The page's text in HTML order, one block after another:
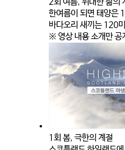
한여름이 되면 태양은
바다오리 새끼는 120
※ 영상 내용 소개만 공
1회 봄, 극한의 계절